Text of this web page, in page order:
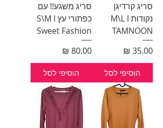
סריג קרדיגן
נקודות M\L I
TAMNOON
מחיר
הוסיפי לסל
סריג משגע!! עם
כפתורי עץ S\M I
Sweet Fashion
מחיר
הוסיפי לסל